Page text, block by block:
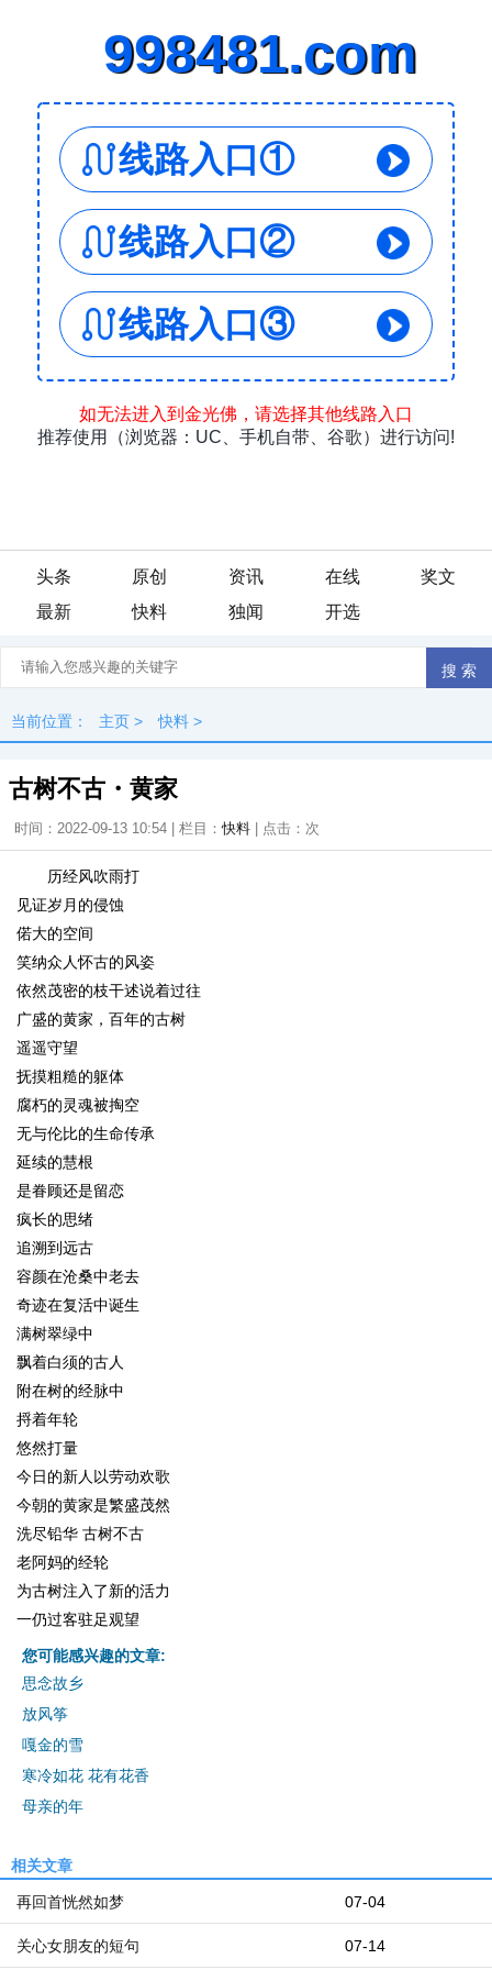
头条 原创 资讯 在线
奖文
最新
快料 独闻 开选
当前位置： 主页 > 快料 >
古树不古・黄家
时间：2022-09-13 10:54 | 栏目：快料 | 点击： 次
历经风吹雨打
见证岁月的侵蚀
偌大的空间
笑纳众人怀古的风姿
依然茂密的枝干述说着过往
广盛的黄家，百年的古树
遥遥守望
抚摸粗糙的躯体
腐朽的灵魂被掏空
无与伦比的生命传承
延续的慧根
是眷顾还是留恋
疯长的思绪
追溯到远古
容颜在沧桑中老去
奇迹在复活中诞生
满树翠绿中
飘着白须的古人
附在树的经脉中
捋着年轮
悠然打量
今日的新人以劳动欢歌
今朝的黄家是繁盛茂然
洗尽铅华 古树不古
老阿妈的经轮
为古树注入了新的活力
一仍过客驻足观望
您可能感兴趣的文章:
思念故乡
放风筝
嘎金的雪
寒冷如花 花有花香
母亲的年
相关文章
07-04
再回首恍然如梦
07-14
关心女朋友的短句